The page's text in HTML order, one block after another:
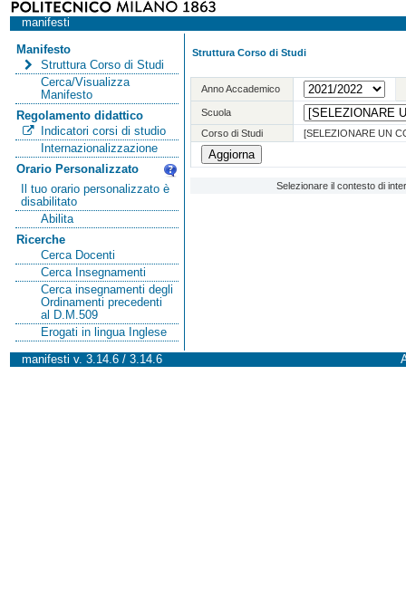
manifesti
Manifesto
Struttura Corso di Studi
Cerca/Visualizza
Manifesto
Regolamento didattico
Indicatori corsi di studio
Internazionalizzazione
Orario Personalizzato
Il tuo orario personalizzato è
disabilitato
Abilita
Ricerche
Cerca Docenti
Cerca Insegnamenti
Cerca insegnamenti degli
Ordinamenti precedenti
al D.M.509
Erogati in lingua Inglese
Struttura Corso di Studi
Anno Accademico
Scuola
Corso di Studi
[SELEZIONARE UN
Selezionare il contesto di
manifesti v. 3.14.6 / 3.14.6